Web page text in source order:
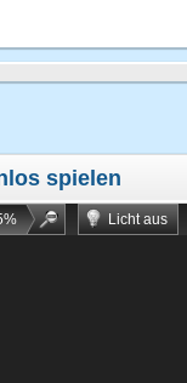
spielen
% Licht aus